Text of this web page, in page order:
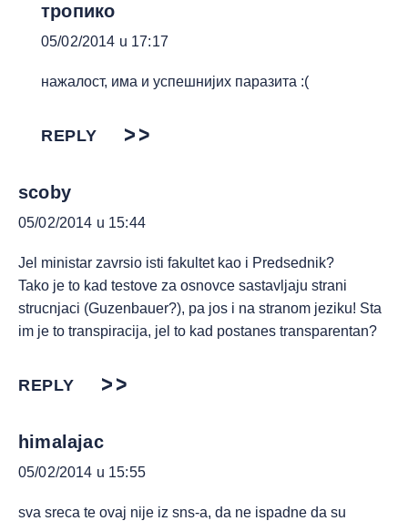
тропико
05/02/2014 u 17:17
нажалост, има и успешнијих паразита :(
REPLY
scoby
05/02/2014 u 15:44
Jel ministar zavrsio isti fakultet kao i Predsednik?
Tako je to kad testove za osnovce sastavljaju strani
strucnjaci (Guzenbauer?), pa jos i na stranom jeziku! Sta
im je to transpiracija, jel to kad postanes transparentan?
REPLY
himalajac
05/02/2014 u 15:55
sva sreca te ovaj nije iz sns-a, da ne ispadne da su